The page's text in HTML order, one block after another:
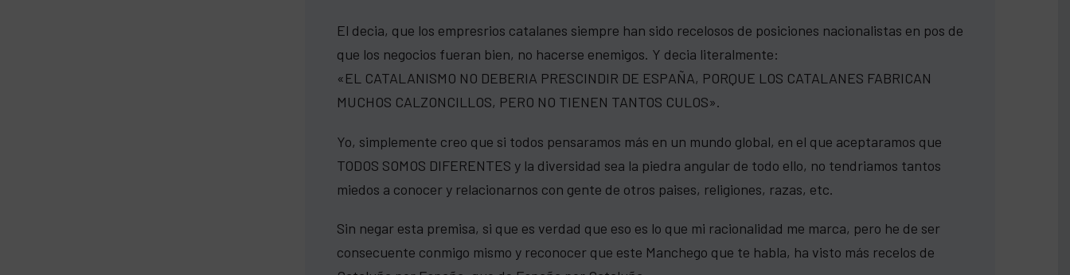
El decia, que los empresrios catalanes siempre han sido recelosos de posiciones nacionalistas en pos de
que los negocios fueran bien, no hacerse enemigos. Y decia literalmente:
«EL CATALANISMO NO DEBERIA PRESCINDIR DE ESPAÑA, PORQUE LOS CATALANES FABRICAN
MUCHOS CALZONCILLOS, PERO NO TIENEN TANTOS CULOS».
Yo, simplemente creo que si todos pensaramos más en un mundo global, en el que aceptaramos que
TODOS SOMOS DIFERENTES y la diversidad sea la piedra angular de todo ello, no tendriamos tantos
miedos a conocer y relacionarnos con gente de otros paises, religiones, razas, etc.
Sin negar esta premisa, si que es verdad que eso es lo que mi racionalidad me marca, pero he de ser
consecuente conmigo mismo y reconocer que este Manchego que te habla, ha visto más recelos de